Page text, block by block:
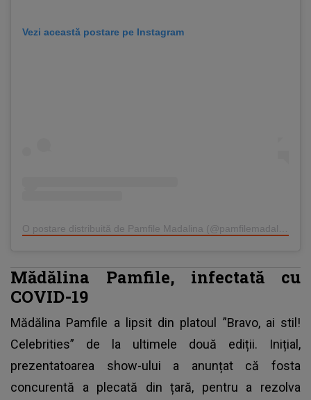
Vezi această postare pe Instagram
Mădălina Pamfile, infectată cu
COVID-19
Mădălina Pamfile a lipsit din platoul ”Bravo, ai stil!
Celebrities” de la ultimele două ediții. Inițial,
prezentatoarea show-ului a anunțat că fosta
concurentă a plecată din țară, pentru a rezolva